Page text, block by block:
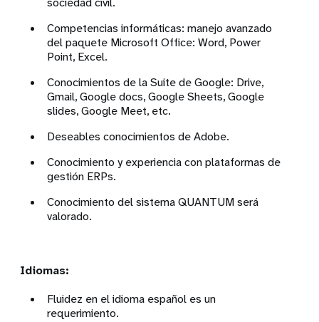
Competencias informáticas: manejo avanzado
del paquete Microsoft Office: Word, Power
Point, Excel.
Conocimientos de la Suite de Google: Drive,
Gmail, Google docs, Google Sheets, Google
slides, Google Meet, etc.
Deseables conocimientos de Adobe.
Conocimiento y experiencia con plataformas de
gestión ERPs.
Conocimiento del sistema QUANTUM será
valorado.
Idiomas:
Fluidez en el idioma español es un
requerimiento.